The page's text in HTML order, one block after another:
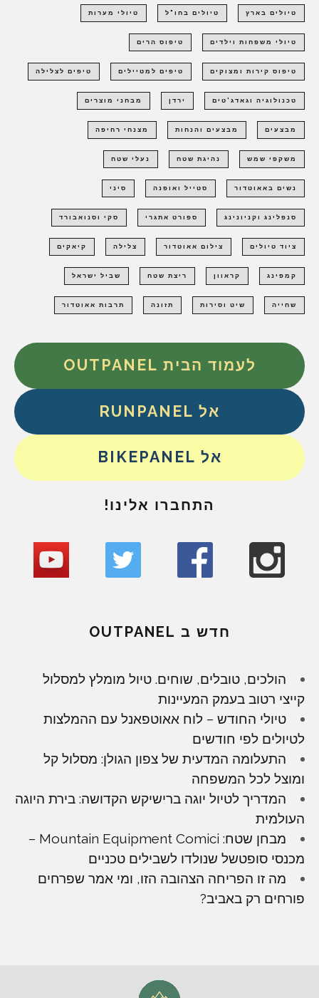
טיולים בארץ טיולים בחו"ל טיולי מערות
טיולי משפחות וילדים טיפוס הרים
טיפוס קירות ומצוקים טיפים למטיילים טיפים לצלילה
טכנולוגיה וגאדג'טים ירדן מבחני מוצרים
מבצעים מבצעים והנחות מצנחי רחיפה
משקפי שמש נהיגת שטח נעלי שטח
נשים באאוטדור סטייל ואופנה סיני
סנפלינג וקניונינג ספורט אתגרי סקי וסנואבורד
ציוד טיולים צילום אאוטדור צלילה קיאקים
קמפינג קראוון ריצת שטח שביל ישראל
שחייה שיט וסירות תזונה תרבות אאוטדור
לעמוד הבית OUTPANEL
אל RUNPANEL
אל BIKEPANEL
התחברו אלינו!
חדש ב OUTPANEL
הולכים, טובלים, שוחים. טיול מומלץ למסלול
קייצי רטוב בעמק המעיינות
טיולי החודש – לוח אאוטפאנל עם ההמלצות
לטיולים לפי חודשים
התעלומה המדעית של צפון הגולן: מסלול קל
ומוצל לכל המשפחה
המדריך לטיול יוגה ברישיקש הקדושה: בירת היוגה
העולמית
מבחן שטח: Mountain Equipment Comici –
מכנסי סופטשל שנולדו לשבילים טכניים
מה זו הפריחה הצהובה הזו, ומי אמר שפרחים
פורחים רק באביב?